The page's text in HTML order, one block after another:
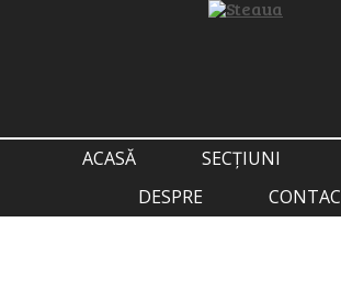
ACASĂ SECȚIUNI
DESPRE